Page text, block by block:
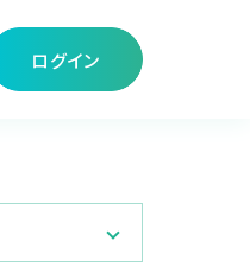
ログイン